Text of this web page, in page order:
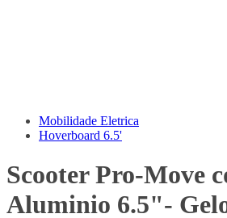
Mobilidade Eletrica
Hoverboard 6.5'
Scooter Pro-Move
Aluminio 6.5"-